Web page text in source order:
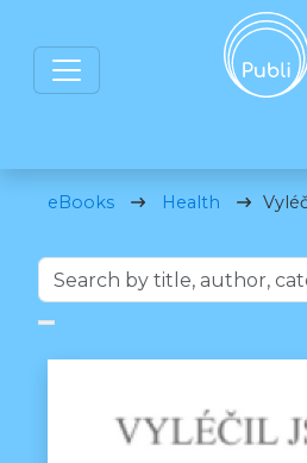
eBooks Health